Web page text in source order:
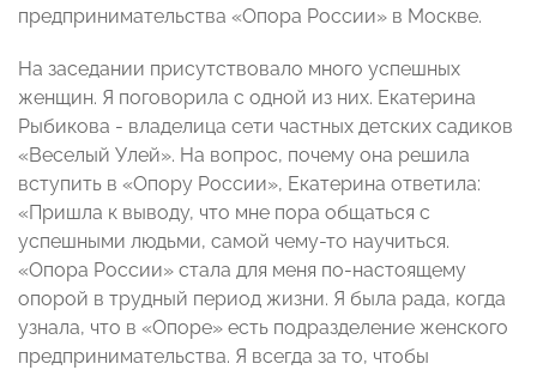
предпринимательства «Опора России» в Москве.
На заседании присутствовало много успешных
женщин. Я поговорила с одной из них. Екатерина
Рыбикова - владелица сети частных детских садиков
«Веселый Улей». На вопрос, почему она решила
вступить в «Опору России», Екатерина ответила:
«Пришла к выводу, что мне пора общаться с
успешными людьми, самой чему-то научиться.
«Опора России» стала для меня по-настоящему
опорой в трудный период жизни. Я была рада, когда
узнала, что в «Опоре» есть подразделение женского
предпринимательства. Я всегда за то, чтобы